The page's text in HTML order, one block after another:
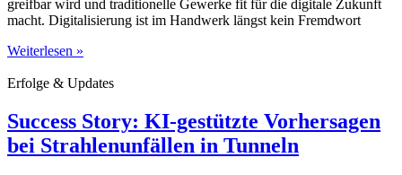
greifbar wird und traditionelle Gewerke fit für die digitale Zukunft
macht. Digitalisierung ist im Handwerk längst kein Fremdwort
Weiterlesen »
Erfolge & Updates
Success Story: KI-gestützte Vorhersagen
bei Strahlenunfällen in Tunneln